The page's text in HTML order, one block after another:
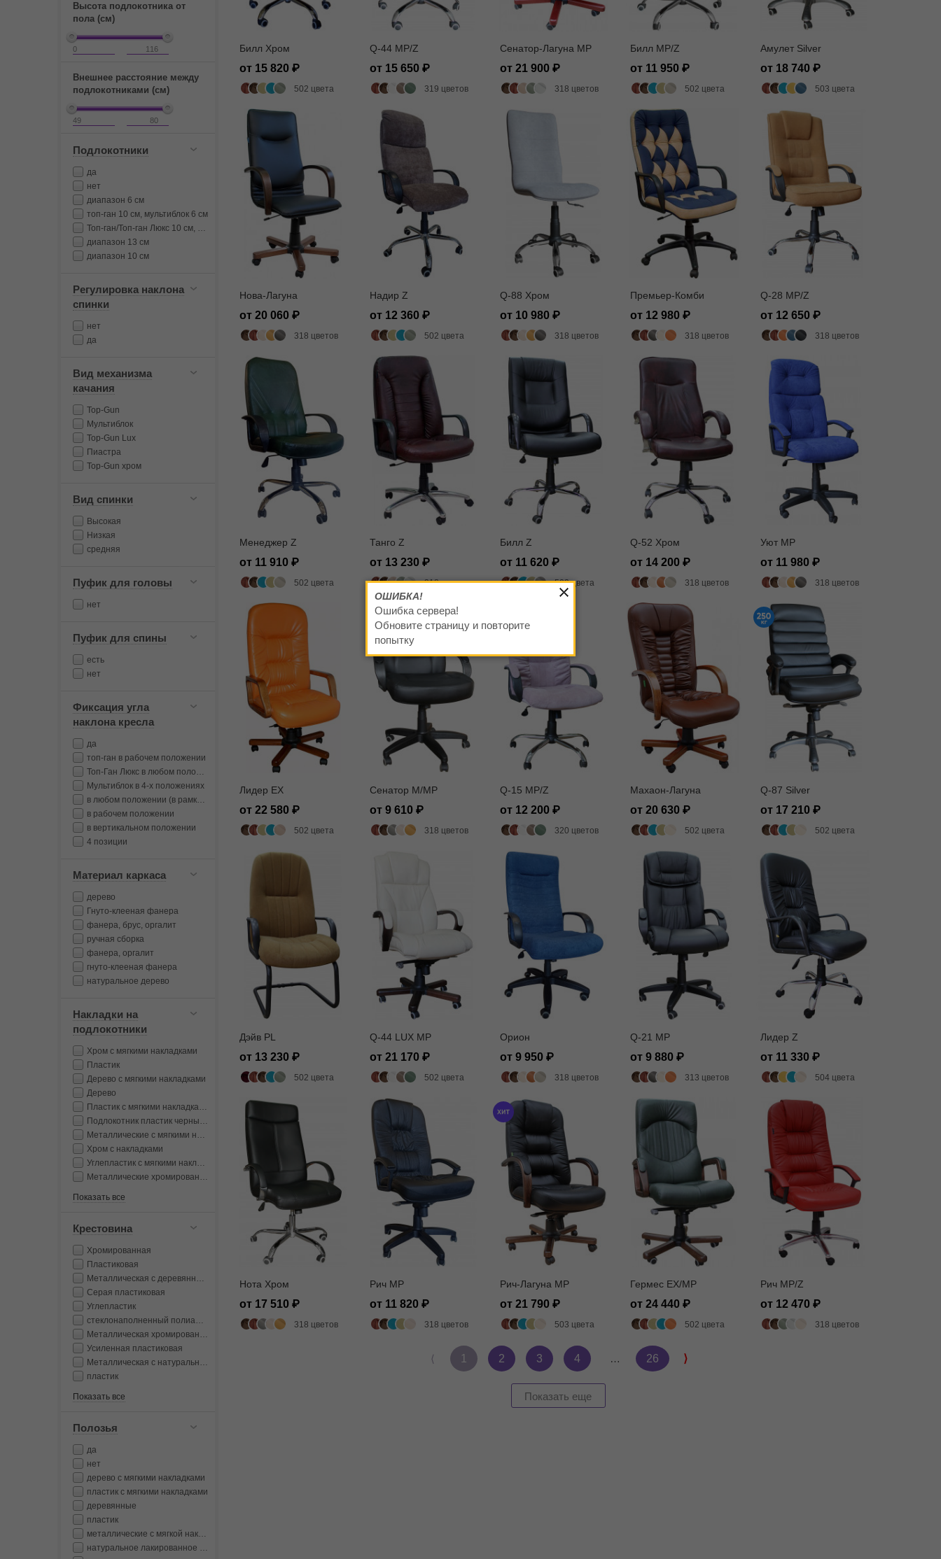
Высота подлокотника от
пола (см)
Внешнее расстояние между
подлокотниками (см)
Подлокотники
да
нет
диапазон 6 см
топ-ган 10 см, мультиблок 6 см
Топ-ган/Топ-ган Люкс 10 см, Мультиблок 6 см
диапазон 13 см
диапазон 10 см
Регулировка наклона
спинки
нет
да
Вид механизма
качания
Top-Gun
Мультиблок
Top-Gun Lux
Пиастра
Top-Gun хром
Вид спинки
Высокая
Низкая
средняя
Пуфик для головы
нет
Пуфик для спины
есть
нет
Фиксация угла
наклона кресла
да
топ-ган в рабочем положении
Топ-Ган Люкс в любом положении
Мультиблок в 4-х положениях
в любом положении (в рамках диапазона качания)
в рабочем положении
в вертикальном положении
4 позиции
Материал каркаса
дерево
Гнуто-клееная фанера
фанера, брус, оргалит
ручная сборка
фанера, оргалит
гнуто-клееная фанера
натуральное дерево
Накладки на
подлокотники
Хром с мягкими накладками
Пластик
Дерево с мягкими накладками
Дерево
Пластик с мягкими накладками
Подлокотник пластик черный с мягкой накладкой
Металлические с мягкими накладками
Хром с накладками
Углепластик с мягкими накладками
Металлические хромированные с мягкими накладками
Показать все
Крестовина
Хромированная
Пластиковая
Металлическая с деревянными накладками
Серая пластиковая
Углепластик
стеклонаполненный полиамид
Металлическая хромированная
Усиленная пластиковая
Металлическая с натуральным лакированным деревом
пластик
Показать все
Полозья
да
нет
дерево с мягкими накладками
пластик с мягкими накладками
деревянные
пластик
металлические с мягкой накладкой
натуральное лакированное дерево
Билл Хром
от 15 820
502 цвета
Q-44 MP/Z
от 15 650
319 цветов
Сенатор-Лагуна MP
от 21 900
318 цветов
Билл MP/Z
от 11 950
502 цвета
Амулет Silver
от 18 740
503 цвета
Нова-Лагуна
от 20 060
318 цветов
Надир Z
от 12 360
502 цвета
Q-88 Хром
от 10 980
318 цветов
Премьер-Комби
от 12 980
318 цветов
Q-28 MP/Z
от 12 650
318 цветов
Менеджер Z
от 11 910
502 цвета
Танго Z
от 13 230
318 цветов
Билл Z
от 11 620
502 цвета
Q-52 Хром
от 14 200
318 цветов
Уют MP
от 11 980
318 цветов
Лидер EX
от 22 580
502 цвета
Сенатор M/MP
от 9 610
318 цветов
Q-15 MP/Z
от 12 200
320 цветов
Махаон-Лагуна
от 20 630
502 цвета
Q-87 Silver
от 17 210
502 цвета
Дэйв PL
от 13 230
502 цвета
Q-44 LUX MP
от 21 170
502 цвета
Орион
от 9 950
318 цветов
Q-21 MP
от 9 880
313 цветов
Лидер Z
от 11 330
504 цвета
Нота Хром
от 17 510
318 цветов
Рич MP
от 11 820
318 цветов
Рич-Лагуна MP
от 21 790
503 цвета
Гермес EX/MP
от 24 440
502 цвета
Рич MP/Z
от 12 470
318 цветов
⟨ 1 2 3 4 … 26 ⟩
Показать еще
ОШИБКА!
Ошибка сервера!
Обновите страницу и повторите
попытку